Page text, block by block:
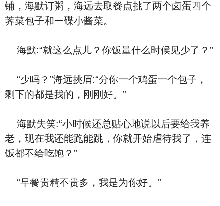
铺，海默订粥，海远去取餐点挑了两个卤蛋四个
荠菜包子和一碟小酱菜。
海默:“就这么点儿？你饭量什么时候见少了？”
“少吗？”海远挑眉:“分你一个鸡蛋一个包子，
剩下的都是我的，刚刚好。”
海默失笑:“小时候还总贴心地说以后要给我养
老，现在我还能跑能跳，你就开始虐待我了，连
饭都不给吃饱？”
“早餐贵精不贵多，我是为你好。”